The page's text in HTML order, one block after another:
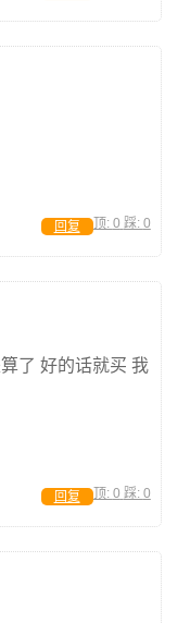
顶: 0 踩: 0
回复
了 好的话就买 我
顶: 0 踩: 0
回复